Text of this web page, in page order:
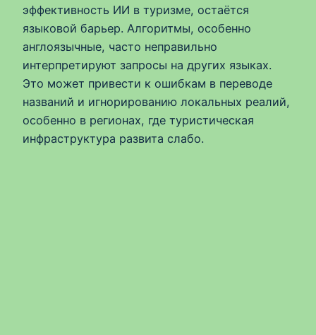
эффективность ИИ в туризме, остаётся
языковой барьер. Алгоритмы, особенно
англоязычные, часто неправильно
интерпретируют запросы на других языках.
Это может привести к ошибкам в переводе
названий и игнорированию локальных реалий,
особенно в регионах, где туристическая
инфраструктура развита слабо.